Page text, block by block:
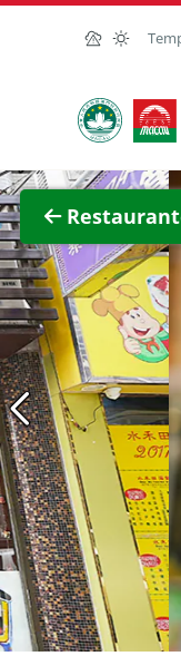
Ir para o
Direcção